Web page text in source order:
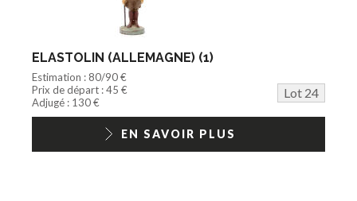
ELASTOLIN (ALLEMAGNE) (1)
Estimation : 80/90 €
Prix de départ : 45 €
Lot 24
Adjugé : 130 €
EN SAVOIR PLUS